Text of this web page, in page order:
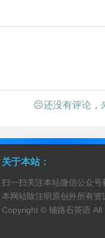
☹还没有评论，
关于本站：
扫一扫关注本站微信公众号
本网站除注明原创外所有资
Copyright © 铺路石英语 All